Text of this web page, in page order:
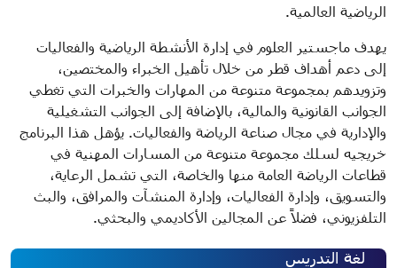
الرياضية العالمية.
يهدف ماجستير العلوم في إدارة الأنشطة الرياضية والفعاليات
إلى دعم أهداف قطر من خلال تأهيل الخبراء والمختصين،
وتزويدهم بمجموعة متنوعة من المهارات والخبرات التي تغطي
الجوانب القانونية والمالية، بالإضافة إلى الجوانب التشغيلية
والإدارية في مجال صناعة الرياضة والفعاليات. يؤهل هذا البرنامج
خريجيه لسلك مجموعة متنوعة من المسارات المهنية في
قطاعات الرياضة العامة منها والخاصة، التي تشمل الرعاية،
والتسويق، وإدارة الفعاليات، وإدارة المنشآت والمرافق، والبث
التلفزيوني، فضلاً عن المجالين الأكاديمي والبحثي.
لغة التدريس